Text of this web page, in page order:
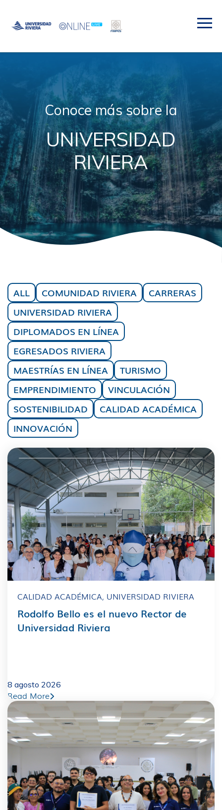
Conoce más sobre la
UNIVERSIDAD
RIVIERA
ALL COMUNIDAD RIVIERA
CARRERAS
UNIVERSIDAD RIVIERA
DIPLOMADOS EN LÍNEA
EGRESADOS RIVIERA
MAESTRÍAS EN LÍNEA
TURISMO
EMPRENDIMIENTO
VINCULACIÓN
SOSTENIBILIDAD
CALIDAD ACADÉMICA
INNOVACIÓN
CALIDAD ACADÉMICA, UNIVERSIDAD RIVIERA
Rodolfo Bello es el nuevo Rector de
Universidad Riviera
8 agosto 2026
Read More